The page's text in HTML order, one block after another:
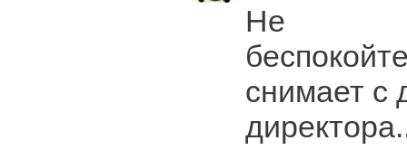
Не
снимает с